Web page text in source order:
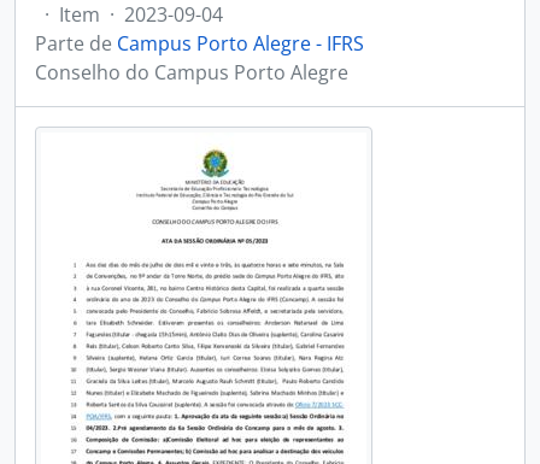
· Item · 2023-09-04
Parte de Campus Porto Alegre - IFRS
Conselho do Campus Porto Alegre